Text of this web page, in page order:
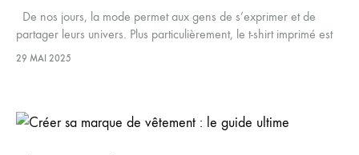
De nos jours, la mode permet aux gens de s’exprimer et de
partager leurs univers. Plus particulièrement, le t-shirt imprimé est
le textile de référence dans la personnalisation et…
29 MAI 2025